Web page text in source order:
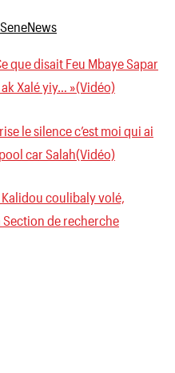
que disait Feu Mbaye Sapar
Xalé yiy… »(Vidéo)
le silence c’est moi qui ai
car Salah(Vidéo)
coulibaly volé,
Section de recherche